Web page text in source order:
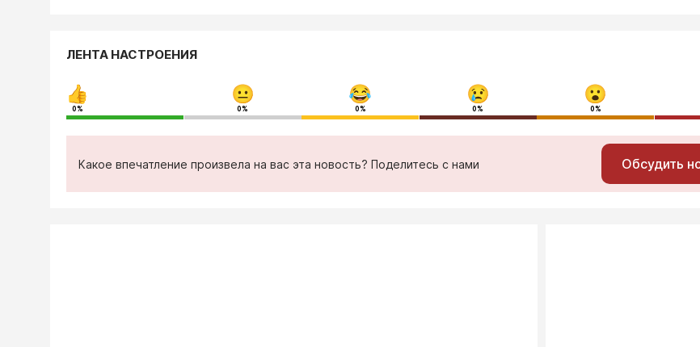
ЛЕНТА НАСТРОЕНИЯ
0% 0% 0% 0% 0%
Какое впечатление произвела на вас эта новость? Поделитесь с нами Обсудить